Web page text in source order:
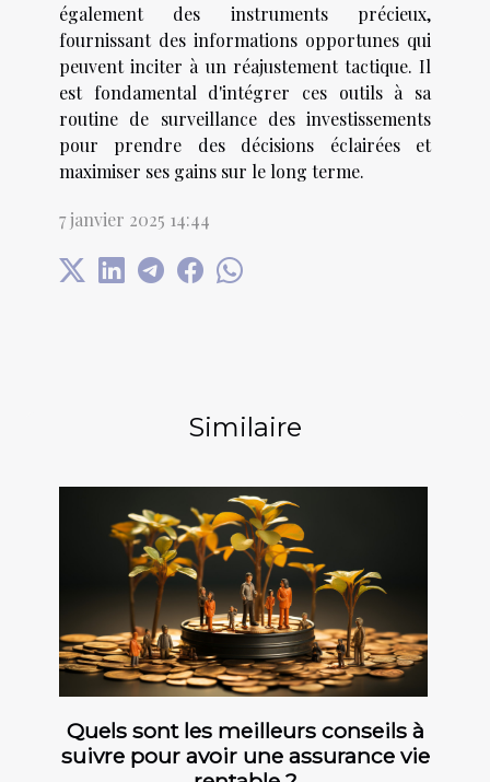
également des instruments précieux,
fournissant des informations opportunes qui
peuvent inciter à un réajustement tactique. Il
est fondamental d'intégrer ces outils à sa
routine de surveillance des investissements
pour prendre des décisions éclairées et
maximiser ses gains sur le long terme.
7 janvier 2025 14:44
Similaire
Quels sont les meilleurs conseils à
suivre pour avoir une assurance vie